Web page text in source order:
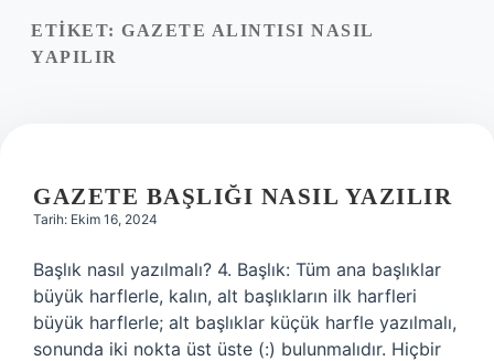
Yasal Uyarı
ETIKET: GAZETE ALINTISI NASIL
YAPILIR
GAZETE BAŞLIĞI NASIL YAZILIR
Tarih: Ekim 16, 2024
Başlık nasıl yazılmalı? 4. Başlık: Tüm ana başlıklar
büyük harflerle, kalın, alt başlıkların ilk harfleri
büyük harflerle; alt başlıklar küçük harfle yazılmalı,
sonunda iki nokta üst üste (:) bulunmalıdır. Hiçbir